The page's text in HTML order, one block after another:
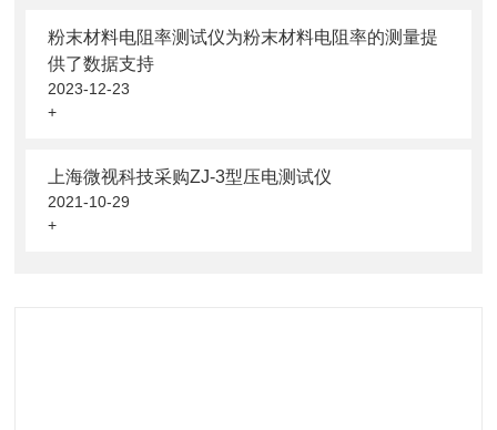
粉末材料电阻率测试仪为粉末材料电阻率的测量提
供了数据支持
2023-12-23
+
上海微视科技采购ZJ-3型压电测试仪
2021-10-29
+